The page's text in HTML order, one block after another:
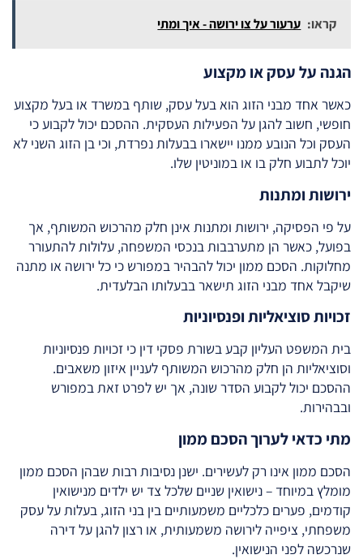
קראו: ערעור על צו ירושה - איך ומתי
הגנה על עסק או מקצוע
כאשר אחד מבני הזוג הוא בעל עסק, שותף במשרד או בעל מקצוע
חופשי, חשוב להגן על הפעילות העסקית. ההסכם יכול לקבוע כי
העסק וכל הנובע ממנו יישארו בבעלות נפרדת, וכי בן הזוג השני לא
יוכל לתבוע חלק בו או במוניטין שלו.
ירושות ומתנות
על פי הפסיקה, ירושות ומתנות אינן חלק מהרכוש המשותף, אך
בפועל, כאשר הן מתערבבות בנכסי המשפחה, עלולות להתעורר
מחלוקות. הסכם ממון יכול להבהיר במפורש כי כל ירושה או מתנה
שיקבל אחד מבני הזוג תישאר בבעלותו הבלעדית.
זכויות סוציאליות ופנסיוניות
בית המשפט העליון קבע בשורת פסקי דין כי זכויות פנסיוניות
וסוציאליות הן חלק מהרכוש המשותף לעניין איזון משאבים.
ההסכם יכול לקבוע הסדר שונה, אך יש לפרט זאת במפורש
ובבהירות.
מתי כדאי לערוך הסכם ממון
הסכם ממון אינו רק לעשירים. ישנן נסיבות רבות שבהן הסכם ממון
מומלץ במיוחד – נישואין שניים שלכל צד יש ילדים מנישואין
קודמים, פערים כלכליים משמעותיים בין בני הזוג, בעלות על עסק
משפחתי, ציפייה לירושה משמעותית, או רצון להגן על דירה
שנרכשה לפני הנישואין.